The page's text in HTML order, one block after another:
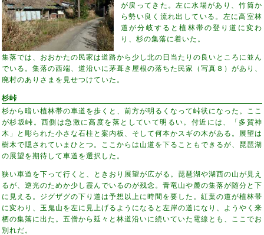
が戻ってきた。左に水場があり、竹筒か
ら勢い良く流れ出している。左に高室林
道が分岐すると植林帯の登り道に変わ
り、杉の集落に着いた。
集落では、おおかたの民家は道路から少し北の日当たりの良いところに並ん
でいる。集落の西端、道沿いに茅葺き屋根の落ちた民家（写真８）があり、
廃村のありさまを見せつけていた。
杉峠
杉から暗い植林帯の車道を歩くと、前方が明るくなって峠状になった。ここ
が杉坂峠。西側は急激に高度を落としていて明るい。付近には、「多賀神
木」と彫られた小さな石柱と案内板、そして何本かスギの木がある。展望は
樹木で隠されていまひとつ。ここからは山道を下ることもできるが、琵琶湖
の展望を期待して車道を選択した。
狭い車道を下って行くと、ときおり展望が広がる。琵琶湖や湖西の山が見え
るが、逆光のためか少し霞んでいるのが残念。青竜山や麓の集落が随分と下
に見える。ジグザグの下り道は予想以上に時間を要した。紅葉の道が植林帯
に変わり、玉鬼山を左に見上げるようになると左岸の道になり、ようやく来
栖の集落に出た。五僧から延々と林道沿いに続いていた電線とも、ここでお
別れだ。